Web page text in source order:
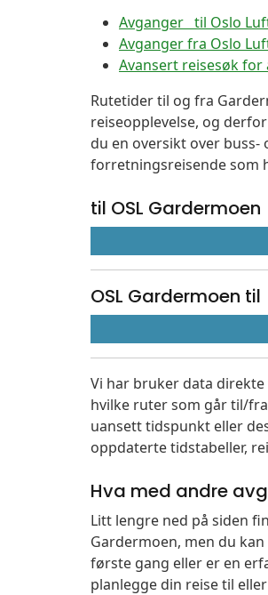
Avganger til Oslo
Avganger fra Oslo
Avansert reisesøk
Rutetider til og fra
reiseopplevelse, og
du en oversikt over
forretningsreisende som
til OSL Gardermoen
OSL Gardermoen til
Vi har bruker data
hvilke ruter som går til/
uansett tidspunkt eller
oppdaterte tidstabeller,
Hva med andre
Litt lengre ned på siden
Gardermoen, men du
første gang eller er en
planlegge din reise til